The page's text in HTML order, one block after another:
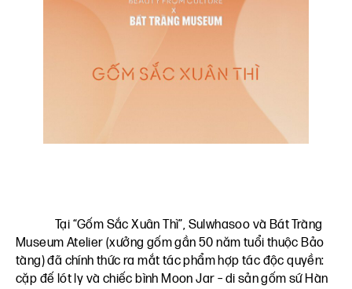
Tại “Gốm Sắc Xuân Thì”, Sulwhasoo và Bát Tràng
Museum Atelier (xưởng gốm gần 50 năm tuổi thuộc Bảo
tàng) đã chính thức ra mắt tác phẩm hợp tác độc quyền:
cặp đế lót ly và chiếc bình Moon Jar – di sản gốm sứ Hàn